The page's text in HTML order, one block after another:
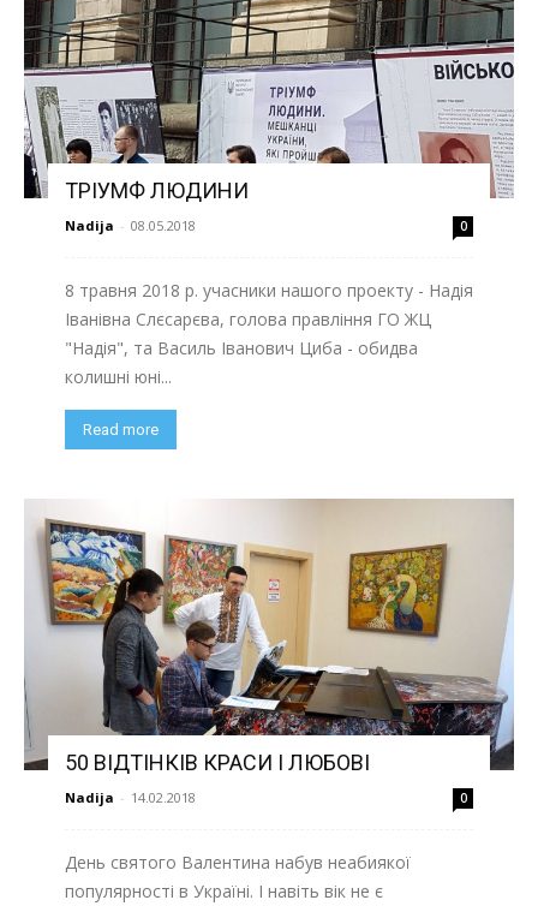
ТРІУМФ ЛЮДИНИ
Nadija - 08.05.2018 0
8 травня 2018 р. учасники нашого проекту - Надія
Іванівна Слєсарєва, голова правління ГО ЖЦ
"Надія", та Василь Іванович Циба - обидва
колишні юні...
Read more
50 ВІДТІНКІВ КРАСИ І ЛЮБОВІ
Nadija - 14.02.2018 0
День святого Валентина набув неабиякої
популярності в Україні. І навіть вік не є